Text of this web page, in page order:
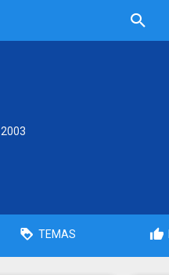
2003
TEMAS